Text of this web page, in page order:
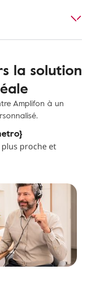
la solution
Amplifon à un
proche et